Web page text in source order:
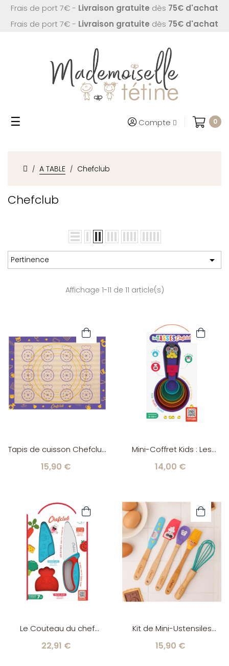
Frais de port 7€ - Livraison gratuite dès 75€ d'achat
Frais de port 7€ - Livraison gratuite dès 75€ d'achat
Basculer
☰ Compte 0
A TABLE Chefclub
Chefclub
Pertinence 
Affichage 1-11 de 11 article(s)
Tapis de cuisson Chefclub
Kids
15,90 €
Mini-Coffret Kids : Les
Tasses Chefclub
14,00 €
Le Couteau du chef
Rouge
22,91 €
Kit de Mini-Ustensiles
15,90 €